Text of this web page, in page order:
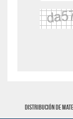
Distribución de